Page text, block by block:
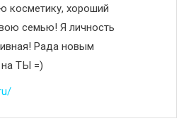
косметику, хороший
семью! Я личность
Рада новым
ТЫ =)